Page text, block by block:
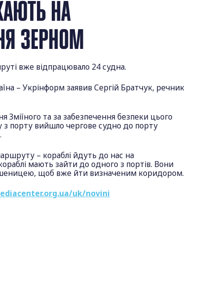
НА
ЗЕРНОМ
вже відпрацювало 24 судна.
– Укрінформ заявив Сергій Братчук, речник
Зміїного та за забезпечення безпеки цього
з порту вийшло чергове судно до порту
– кораблі йдуть до нас на
мають зайти до одного з портів. Вони
щоб вже йти визначеним коридором.
uk/novini